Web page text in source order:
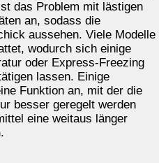
das Problem mit lästigen
an, sodass die
aussehen. Viele Modelle
wodurch sich einige
oder Express-Freezing
lassen. Einige
Funktion an, mit der die
besser geregelt werden
eine weitaus länger